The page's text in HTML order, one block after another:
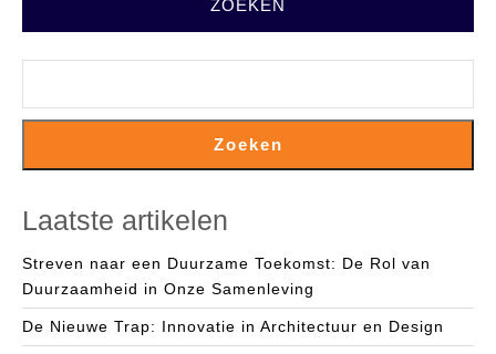
ZOEKEN
Zoeken
Laatste artikelen
Streven naar een Duurzame Toekomst: De Rol van
Duurzaamheid in Onze Samenleving
De Nieuwe Trap: Innovatie in Architectuur en Design